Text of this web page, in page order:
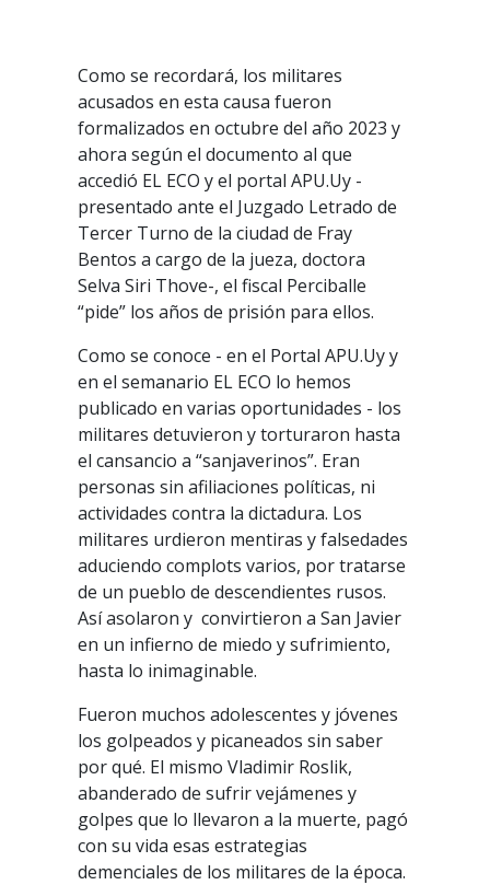
Como se recordará, los militares
acusados en esta causa fueron
formalizados en octubre del año 2023 y
ahora según el documento al que
accedió EL ECO y el portal APU.Uy -
presentado ante el Juzgado Letrado de
Tercer Turno de la ciudad de Fray
Bentos a cargo de la jueza, doctora
Selva Siri Thove-, el fiscal Perciballe
“pide” los años de prisión para ellos.
Como se conoce - en el Portal APU.Uy y
en el semanario EL ECO lo hemos
publicado en varias oportunidades - los
militares detuvieron y torturaron hasta
el cansancio a “sanjaverinos”. Eran
personas sin afiliaciones políticas, ni
actividades contra la dictadura. Los
militares urdieron mentiras y falsedades
aduciendo complots varios, por tratarse
de un pueblo de descendientes rusos.
Así asolaron y convirtieron a San Javier
en un infierno de miedo y sufrimiento,
hasta lo inimaginable.
Fueron muchos adolescentes y jóvenes
los golpeados y picaneados sin saber
por qué. El mismo Vladimir Roslik,
abanderado de sufrir vejámenes y
golpes que lo llevaron a la muerte, pagó
con su vida esas estrategias
demenciales de los militares de la época.